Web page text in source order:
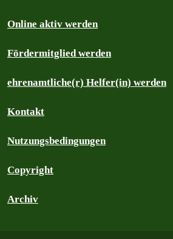
Online aktiv werden
Fördermitglied werden
ehrenamtliche(r) Helfer(in) werden
Kontakt
Nutzungsbedingungen
Copyright
Archiv